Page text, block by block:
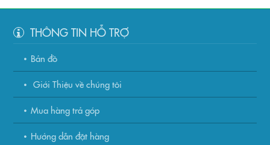
THÔNG TIN HỖ TRỢ
Bản đồ
Giới Thiệu về chúng tôi
Mua hàng trả góp
Hướng dẫn đặt hàng